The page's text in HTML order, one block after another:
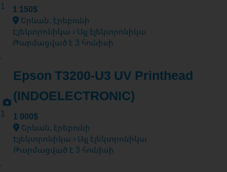
1
1 150$
Երևան, էրեբունի
Էլեկտրոնիկա › Այլ էլեկտրոնիկա
Թարմացված է 3 հունիսի
1
Epson T3200-U3 UV Printhead
(INDOELECTRONIC)
1 000$
Երևան, էրեբունի
Էլեկտրոնիկա › Այլ էլեկտրոնիկա
Թարմացված է 3 հունիսի